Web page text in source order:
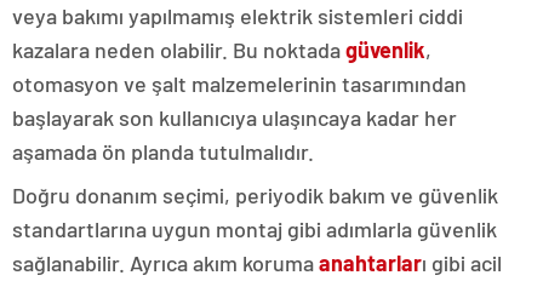
veya bakımı yapılmamış elektrik sistemleri ciddi
kazalara neden olabilir. Bu noktadagüvenlik,
otomasyon ve şalt malzemelerinin tasarımından
başlayarak son kullanıcıya ulaşıncaya kadar her
aşamada ön planda tutulmalıdır.
Doğru donanım seçimi, periyodik bakım ve güvenlik
standartlarına uygun montaj gibi adımlarla güvenlik
sağlanabilir. Ayrıca akım korumaanahtarları gibi acil